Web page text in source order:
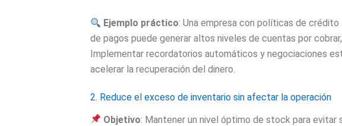
Ejemplo práctico: Una empresa con políticas de
de pagos puede generar altos niveles de cuentas por
Implementar recordatorios automáticos y negociaciones
acelerar la recuperación del dinero.
2. Reduce el exceso de inventario sin afectar la operación
Objetivo: Mantener un nivel óptimo de stock para evitar